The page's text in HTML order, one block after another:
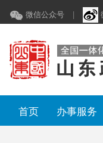
微信公众号 |
首页 办事服务